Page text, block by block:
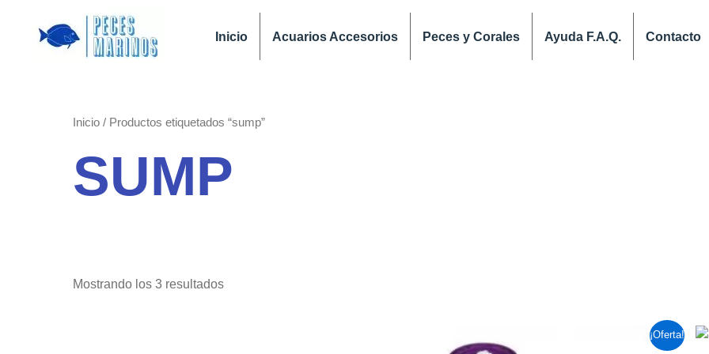
contenido
Inicio Acuarios Accesorios Peces y Corales Ayuda F.A.Q. Contacto
Inicio / Productos etiquetados “sump”
SUMP
Mostrando los 3 resultados
¡Oferta!
precio precio